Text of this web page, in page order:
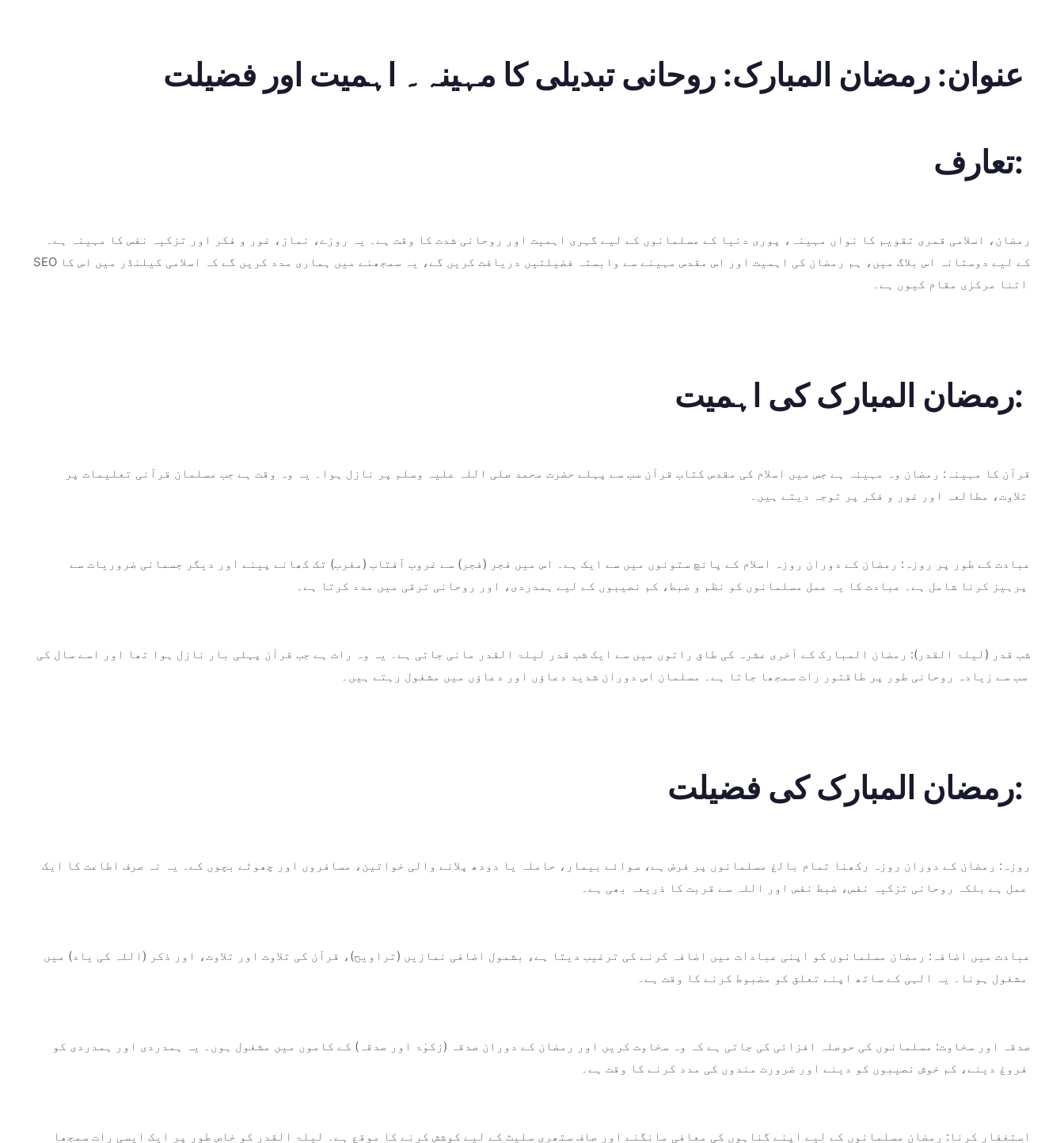
عنوان: رمضان المبارک: روحانی تبدیلی کا مہینہ۔ اہمیت اور فضیلت
تعارف:
رمضان، اسلامی قمری تقویم کا نواں مہینہ، پوری دنیا کے مسلمانوں کے لیے گہری اہمیت اور روحانی شدت کا وقت ہے۔ یہ روزے، نماز، غور و فکر اور تزکیہ نفس کا مہینہ ہے۔
SEO کے لیے دوستانہ اس بلاگ میں، ہم رمضان کی اہمیت اور اس مقدس مہینے سے وابستہ فضیلتیں دریافت کریں گے، یہ سمجھنے میں ہماری مدد کریں گے کہ اسلامی کیلنڈر میں اس کا
اتنا مرکزی مقام کیوں ہے۔
رمضان المبارک کی اہمیت:
قرآن کا مہینہ: رمضان وہ مہینہ ہے جس میں اسلام کی مقدس کتاب قرآن سب سے پہلے حضرت محمد صلی اللہ علیہ وسلم پر نازل ہوا۔ یہ وہ وقت ہے جب مسلمان قرآنی تعلیمات پر
تلاوت، مطالعہ اور غور و فکر پر توجہ دیتے ہیں۔
عبادت کے طور پر روزہ: رمضان کے دوران روزہ اسلام کے پانچ ستونوں میں سے ایک ہے۔ اس میں فجر (فجر) سے غروب آفتاب (مغرب) تک کھانے پینے اور دیگر جسمانی ضروریات سے
پرہیز کرنا شامل ہے۔ عبادت کا یہ عمل مسلمانوں کو نظم و ضبط، کم نصیبوں کے لیے ہمدردی، اور روحانی ترقی میں مدد کرتا ہے۔
شب قدر (لیلۃ القدر): رمضان المبارک کے آخری عشرہ کی طاق راتوں میں سے ایک شب قدر لیلۃ القدر مانی جاتی ہے۔ یہ وہ رات ہے جب قرآن پہلی بار نازل ہوا تھا اور اسے سال کی
سب سے زیادہ روحانی طور پر طاقتور رات سمجھا جاتا ہے۔ مسلمان اس دوران شدید دعاؤں اور دعاؤں میں مشغول رہتے ہیں۔
رمضان المبارک کی فضیلت:
روزہ: رمضان کے دوران روزہ رکھنا تمام بالغ مسلمانوں پر فرض ہے، سوائے بیمار، حاملہ یا دودھ پلانے والی خواتین، مسافروں اور چھوٹے بچوں کے۔ یہ نہ صرف اطاعت کا ایک
عمل ہے بلکہ روحانی تزکیہ نفس، ضبط نفس اور اللہ سے قربت کا ذریعہ بھی ہے۔
عبادت میں اضافہ: رمضان مسلمانوں کو اپنی عبادات میں اضافہ کرنے کی ترغیب دیتا ہے، بشمول اضافی نمازیں (تراویح)، قرآن کی تلاوت اور تلاوت، اور ذکر (اللہ کی یاد) میں
مشغول ہونا۔ یہ الہی کے ساتھ اپنے تعلق کو مضبوط کرنے کا وقت ہے۔
صدقہ اور سخاوت: مسلمانوں کی حوصلہ افزائی کی جاتی ہے کہ وہ سخاوت کریں اور رمضان کے دوران صدقہ (زکوٰۃ اور صدقہ) کے کاموں میں مشغول ہوں۔ یہ ہمدردی اور ہمدردی کو
فروغ دینے، کم خوش نصیبوں کو دینے اور ضرورت مندوں کی مدد کرنے کا وقت ہے۔
استغفار کرنا: رمضان مسلمانوں کے لیے اپنے گناہوں کی معافی مانگنے اور صاف ستھری سلیٹ کے لیے کوشش کرنے کا موقع ہے۔ لیلۃ القدر کو خاص طور پر ایک ایسی رات سمجھا